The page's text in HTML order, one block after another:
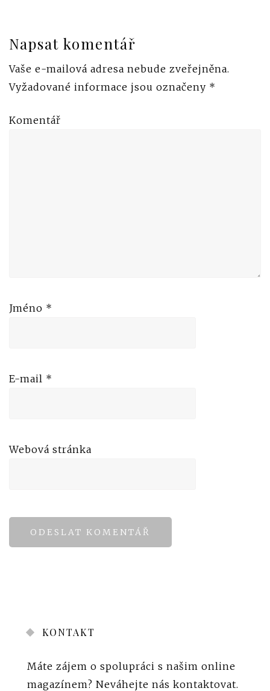
Napsat komentář
Vaše e-mailová adresa nebude zveřejněna.
Vyžadované informace jsou označeny *
Komentář
Jméno *
E-mail *
Webová stránka
KONTAKT
Máte zájem o spolupráci s našim online
magazínem? Neváhejte nás kontaktovat.